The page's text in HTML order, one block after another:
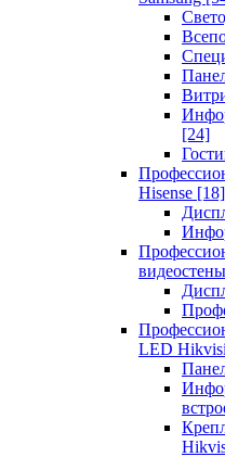
[24]
Hisense [18]
LED